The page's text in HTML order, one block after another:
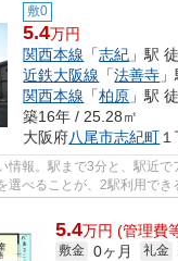
敷0
5.4万円
関西本線 「志紀 」駅
近鉄大阪線 「法善寺
関西本線 「柏原 」駅
築16年 / 25.28㎡
大阪府八尾市志紀町
情報。駅まで3分と、駅近で
選べることが、2駅利用でき
5.4万円 (管理費
敷金 0ヶ月 礼金